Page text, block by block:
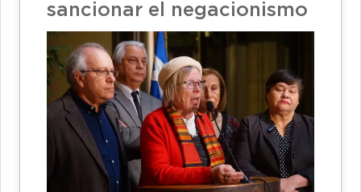
sancionar el negacionismo